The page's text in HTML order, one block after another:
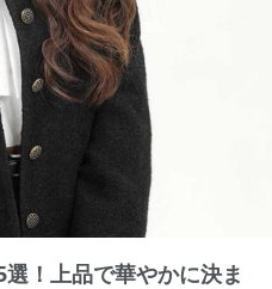
！上品で華やかに決ま